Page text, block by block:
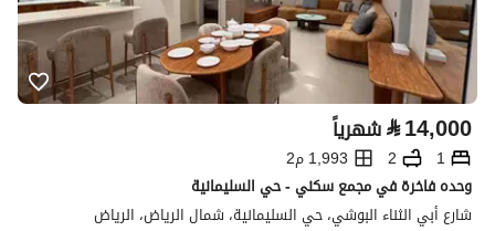
⃁14,000 شهرياً
1
2
1,993 م2
وحده فاخرة في مجمع سكني - حي السليمانية
شارع أبي الثناء البوشي، حي السليمانية، شمال الرياض، الرياض